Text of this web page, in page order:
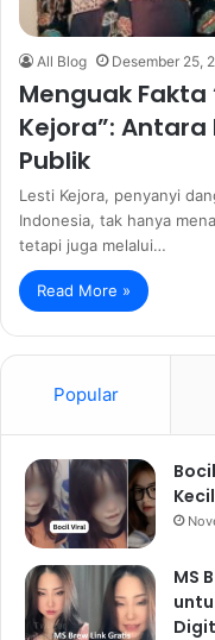
All Blog Desember 25,
Menguak Fakta
Kejora”:
Publik
Lesti Kejora, penyanyi
Indonesia, tak hanya
tetapi juga melalui…
Read More »
Popular
MS